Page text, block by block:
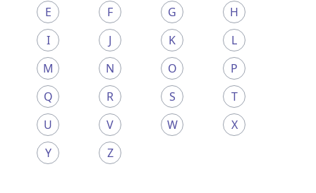
E
F G
H
I
J K
L
M
N O
P
Q
R S
T
U
V W
X
Y
Z